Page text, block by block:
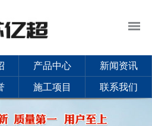
产品中心 新闻资讯
施工项目 联系我们